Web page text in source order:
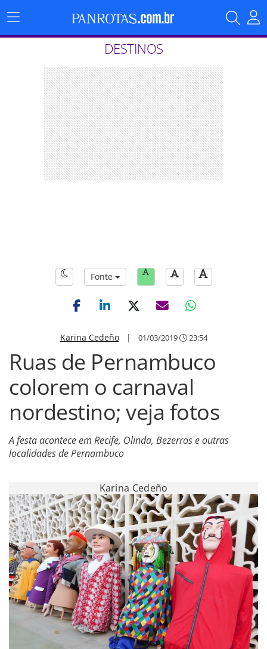
Menu
Principal
DESTINOS
Fonte
Karina Cedeño| 01/03/2019 23:54
Ruas de Pernambuco
colorem o carnaval
nordestino; veja fotos
A festa acontece em Recife, Olinda, Bezerros e outras
localidades de Pernambuco
Karina Cedeño